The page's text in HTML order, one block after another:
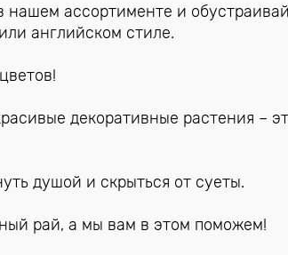
нашем ассортименте и
английском стиле.
декоративные растения –
душой и скрыться от суеты.
рай, а мы вам в этом поможем!